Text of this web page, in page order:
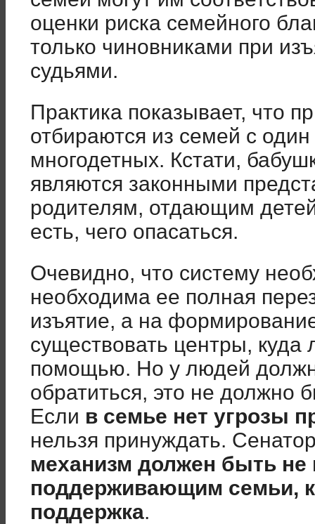
оценки риска семейного
только чиновниками при
судьями.
Практика показывает, что
отбираются из семей с
многодетных. Кстати,
являются законными
родителям, отдающим
есть, чего опасаться.
Очевидно, что систему
необходима ее полная
изъятие, а на
существовать центры, куда
помощью. Но у людей
обратиться, это не должно
Если в семье нет угрозы
нельзя принуждать.
механизм должен быть
поддерживающим семьи,
поддержка.